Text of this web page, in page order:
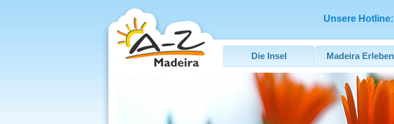
Unsere Hotline:
Die Insel Madeira Erleben